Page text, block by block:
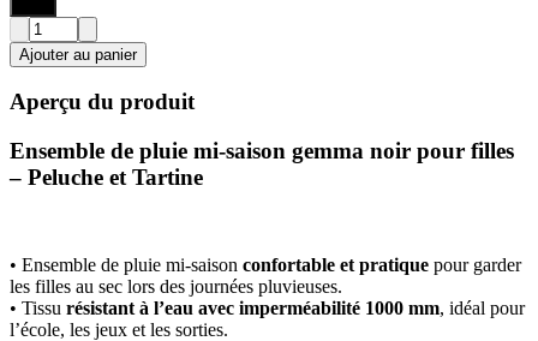
Ajouter au panier
Aperçu du produit
Ensemble de pluie mi-saison gemma noir pour filles
– Peluche et Tartine
• Ensemble de pluie mi-saison confortable et pratique pour garder
les filles au sec lors des journées pluvieuses.
• Tissu résistant à l’eau avec imperméabilité 1000 mm, idéal pour
l’école, les jeux et les sorties.